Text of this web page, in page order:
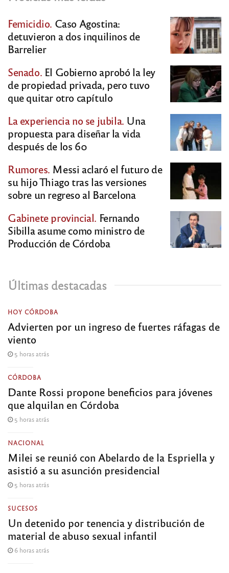
Femicidio. Caso Agostina:
detuvieron a dos inquilinos de
Barrelier
Senado. El Gobierno aprobó la ley
de propiedad privada, pero tuvo
que quitar otro capítulo
La experiencia no se jubila. Una
propuesta para diseñar la vida
después de los 60
Rumores. Messi aclaró el futuro de
su hijo Thiago tras las versiones
sobre un regreso al Barcelona
Gabinete provincial. Fernando
Sibilla asume como ministro de
Producción de Córdoba
Últimas destacadas
HOY CÓRDOBA
Advierten por un ingreso de fuertes ráfagas de
viento
5 horas atrás
CÓRDOBA
Dante Rossi propone beneficios para jóvenes
que alquilan en Córdoba
5 horas atrás
NACIONAL
Milei se reunió con Abelardo de la Espriella y
asistió a su asunción presidencial
5 horas atrás
SUCESOS
Un detenido por tenencia y distribución de
material de abuso sexual infantil
6 horas atrás